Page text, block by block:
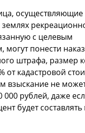
осуществляющие
землях
с целевым
могут понести
штрафа, размер
от кадастровой
взыскание не
рублей, даже
будет